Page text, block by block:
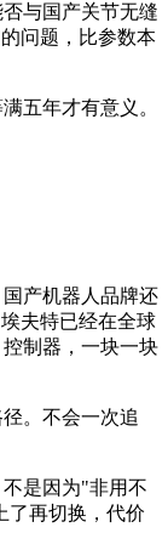
与国产关节无缝
问题，比参数本
五年才有意义。
产机器人品牌还
夫特已经在全球
制器，一块一块
。不会一次追
不是因为"非用不
了再切换，代价